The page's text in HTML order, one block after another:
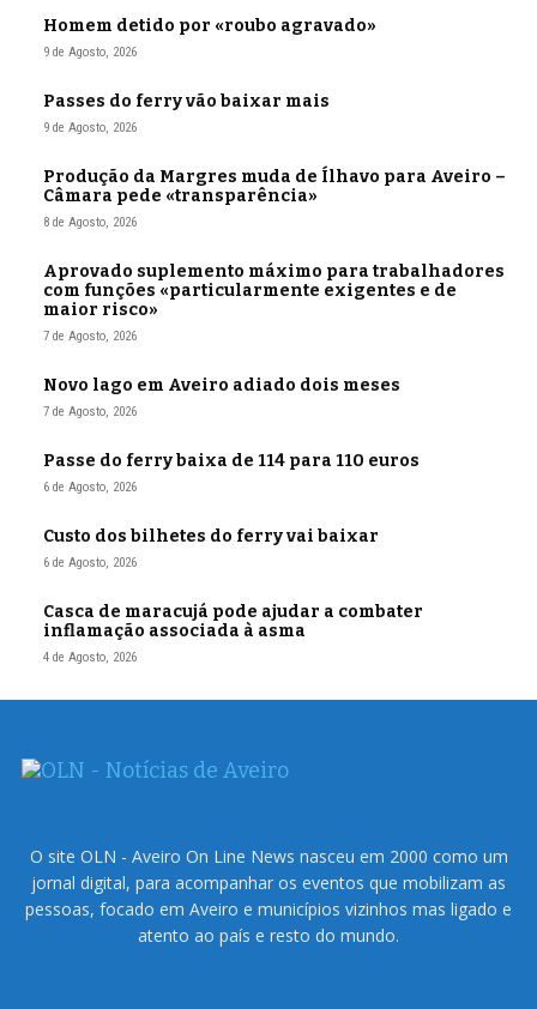
Homem detido por «roubo agravado»
9 de Agosto, 2026
Passes do ferry vão baixar mais
9 de Agosto, 2026
Produção da Margres muda de Ílhavo para Aveiro –
Câmara pede «transparência»
8 de Agosto, 2026
Aprovado suplemento máximo para trabalhadores
com funções «particularmente exigentes e de
maior risco»
7 de Agosto, 2026
Novo lago em Aveiro adiado dois meses
7 de Agosto, 2026
Passe do ferry baixa de 114 para 110 euros
6 de Agosto, 2026
Custo dos bilhetes do ferry vai baixar
6 de Agosto, 2026
Casca de maracujá pode ajudar a combater
inflamação associada à asma
4 de Agosto, 2026
O site OLN - Aveiro On Line News nasceu em 2000 como um
jornal digital, para acompanhar os eventos que mobilizam as
pessoas, focado em Aveiro e municípios vizinhos mas ligado e
atento ao país e resto do mundo.